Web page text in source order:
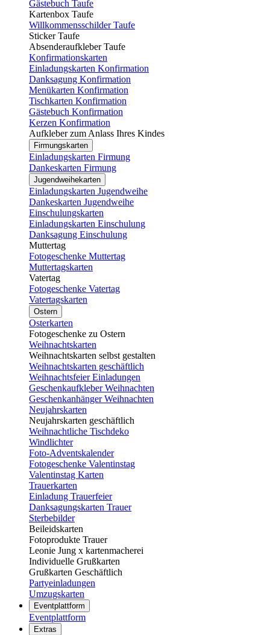
Gästebuch Taufe
Kartenbox Taufe
Willkommensschilder Taufe
Sticker Taufe
Absenderaufkleber Taufe
Konfirmationskarten
Einladungskarten Konfirmation
Danksagung Konfirmation
Menükarten Konfirmation
Tischkarten Konfirmation
Gästebuch Konfirmation
Kerzen Konfirmation
Aufkleber zum Anlass Ihres Kindes
Firmungskarten
Einladungskarten Firmung
Dankeskarten Firmung
Jugendweihekarten
Einladungskarten Jugendweihe
Dankeskarten Jugendweihe
Einschulungskarten
Einladungskarten Einschulung
Danksagung Einschulung
Muttertag
Fotogeschenke Muttertag
Muttertagskarten
Vatertag
Fotogeschenke Vatertag
Vatertagskarten
Ostern
Osterkarten
Fotogeschenke zu Ostern
Weihnachtskarten
Weihnachtskarten selbst gestalten
Weihnachtskarten geschäftlich
Weihnachtsfeier Einladungen
Geschenkaufkleber Weihnachten
Geschenkanhänger Weihnachten
Neujahrskarten
Neujahrskarten geschäftlich
Weihnachtliche Tischdeko
Windlichter
Foto-Adventskalender
Fotogeschenke Valentinstag
Valentinstag Karten
Trauerkarten
Einladung Trauerfeier
Danksagungskarten Trauer
Sterbebilder
Beileidskarten
Fotoprodukte Trauer
Leonie Jung x kartenmacherei
Individuelle Grußkarten
Grußkarten Geschäftlich
Partyeinladungen
Umzugskarten
Eventplattform
Eventplattform
Extras